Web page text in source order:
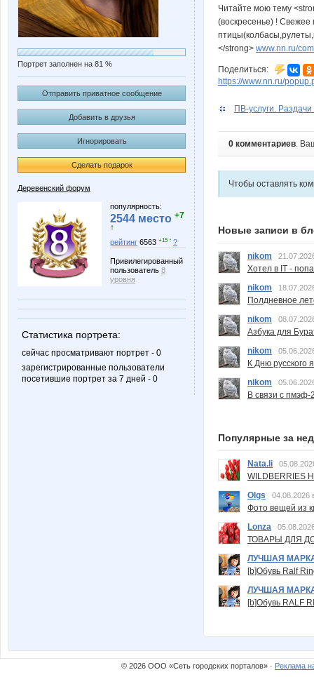
Портрет заполнен на 81 %
Отправить приватное сообщение
Добавить в друзья
Игнорировать
Сделать подарок
Деревенский форум
популярность:
2544 место +7
↑
рейтинг 6563 +15 ↑ ?
Привилегированный
пользователь 8
уровня
Статистика портрета:
сейчас просматривают портрет - 0
зарегистрированные пользователи
посетившие портрет за 7 дней - 0
Читайте мою тему
(воскресенье) !
</strong> www.nn.ru/
Поделиться:
https://www.nn.ru/
ПВ-услуги.
0 комментариев.
Чтобы оставлять
Новые записи в
nikom
Хотел в IT -
nikom
Полдневное
nikom
Азбука для
nikom
К Дню русского
nikom
В связи с пмэф-
Популярные за
Nata.li
Olgs
04.08.2026
Фото вещей из
Lonza
ТОВАРЫ ДЛЯ
ЛУЧШАЯ
[b]Обувь Ralf
ЛУЧШАЯ
[b]Обувь RALF
© 2026 ООО «Сеть городских порталов» · Реклама